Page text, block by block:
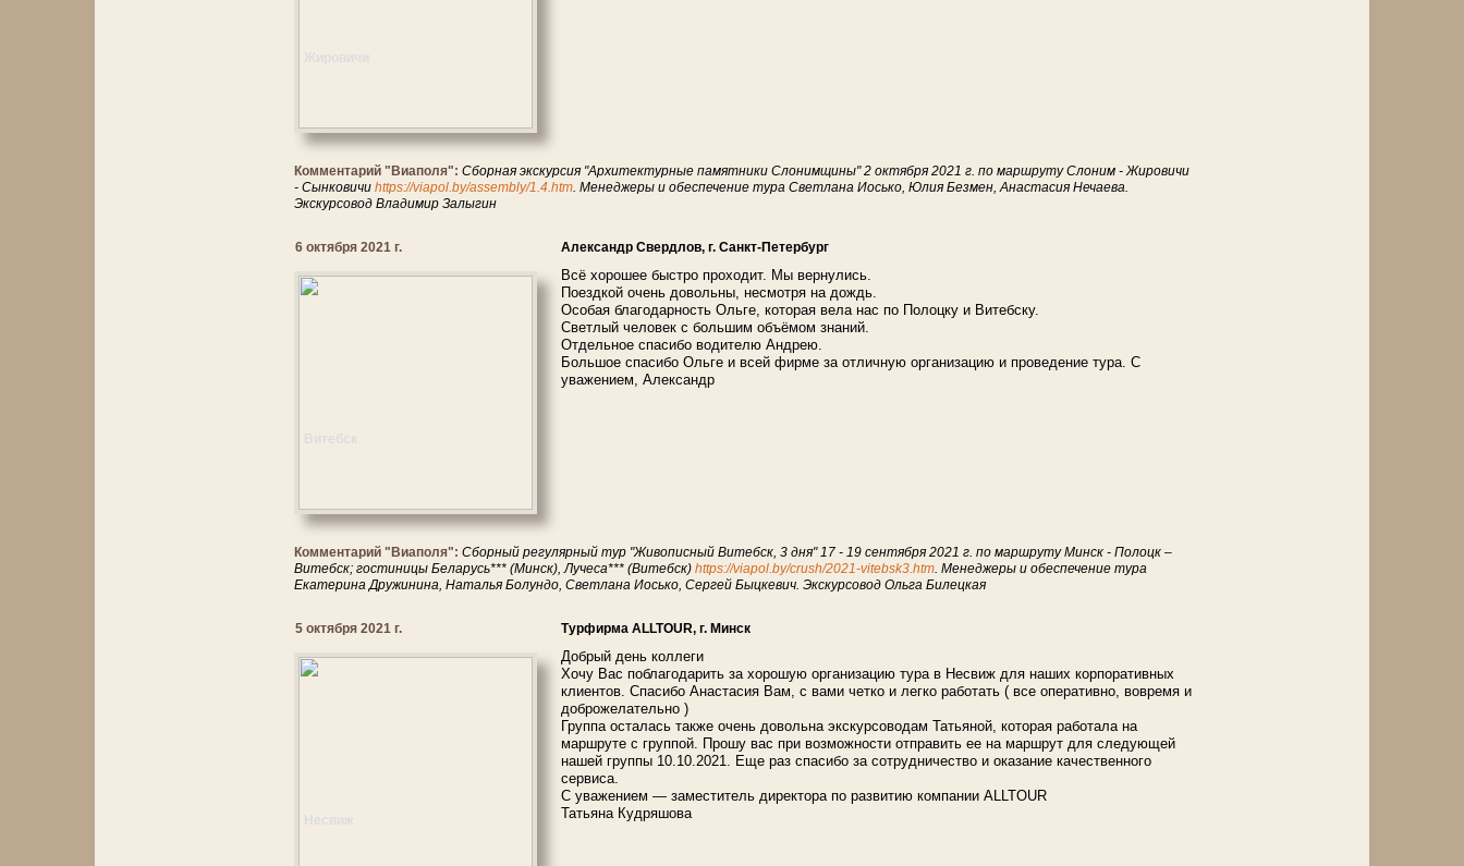
Комментарий "Виаполя": Сборная экскурсия "Архитектурные памятники Слонимщины" 2 октября 2021 г. по маршруту Слоним - Жировичи
- Сынковичи https://viapol.by/assembly/1.4.htm. Менеджеры и обеспечение тура Светлана Иосько, Юлия Безмен, Анастасия Нечаева.
Экскурсовод Владимир Залыгин
6 октября 2021 г. Александр Свердлов, г. Санкт-Петербург
Всё хорошее быстро проходит. Мы вернулись.
Поездкой очень довольны, несмотря на дождь.
Особая благодарность Ольге, которая вела нас по Полоцку и Витебску.
Светлый человек с большим объёмом знаний.
Отдельное спасибо водителю Андрею.
Большое спасибо Ольге и всей фирме за отличную организацию и проведение тура. С
уважением, Александр
Комментарий "Виаполя": Сборный регулярный тур "Живописный Витебск, 3 дня" 17 - 19 сентября 2021 г. по маршруту Минск - Полоцк –
Витебск; гостиницы Беларусь*** (Минск), Лучеса*** (Витебск) https://viapol.by/crush/2021-vitebsk3.htm. Менеджеры и обеспечение тура
Екатерина Дружинина, Наталья Болундо, Светлана Иосько, Сергей Быцкевич. Экскурсовод Ольга Билецкая
5 октября 2021 г. Турфирма ALLTOUR, г. Минск
Добрый день коллеги
Хочу Вас поблагодарить за хорошую организацию тура в Несвиж для наших корпоративных
клиентов. Спасибо Анастасия Вам, с вами четко и легко работать ( все оперативно, вовремя и
доброжелательно )
Группа осталась также очень довольна экскурсоводам Татьяной, которая работала на
маршруте с группой. Прошу вас при возможности отправить ее на маршрут для следующей
нашей группы 10.10.2021. Еще раз спасибо за сотрудничество и оказание качественного
сервиса.
С уважением — заместитель директора по развитию компании ALLTOUR
Татьяна Кудряшова